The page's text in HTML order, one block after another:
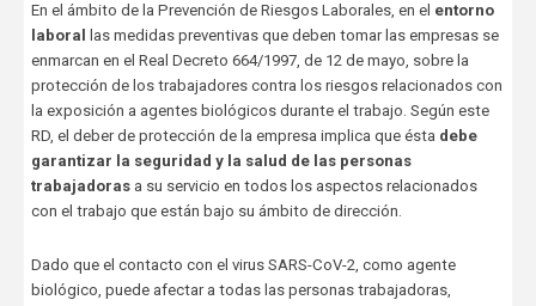
En el ámbito de la Prevención de Riesgos Laborales, en el entorno
laboral
las medidas preventivas que deben tomar las empresas se
enmarcan en el Real Decreto 664/1997, de 12 de mayo, sobre la
protección de los trabajadores contra los riesgos relacionados con
la exposición a agentes biológicos durante el trabajo. Según este
RD, el deber de protección de la empresa implica que ésta debe
garantizar la seguridad y la salud de las personas
trabajadorasa su servicio en todos los aspectos relacionados
con el trabajo que están bajo su ámbito de dirección.
Dado que el contacto con el virus SARS-CoV-2, como agente
biológico, puede afectar a todas las personas trabajadoras,